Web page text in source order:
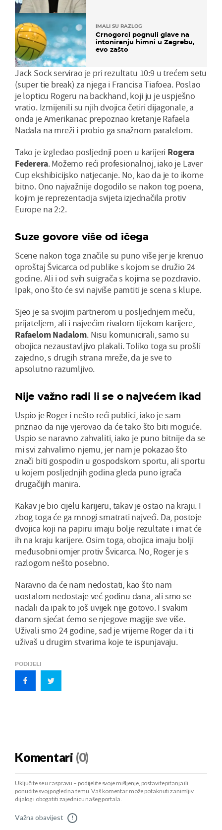
IMALI SU RAZLOG
Crnogorci pognuli glave na
intoniranju himni u Zagrebu,
evo zašto
Jack Sock servirao je pri rezultatu 10:9 u trećem setu
(super tie break) za njega i Francisa Tiafoea. Poslao
je lopticu Rogeru na backhand, koji ju je uspješno
vratio. Izmijenili su njih dvojica četiri dijagonale, a
onda je Amerikanac prepoznao kretanje Rafaela
Nadala na mreži i probio ga snažnom paralelom.
Tako je izgledao posljednji poen u karijeri Rogera
Federera. Možemo reći profesionalnoj, iako je Laver
Cup ekshibicijsko natjecanje. No, kao da je to ikome
bitno. Ono najvažnije dogodilo se nakon tog poena,
kojim je reprezentacija svijeta izjednačila protiv
Europe na 2:2.
Suze govore više od ičega
Scene nakon toga značile su puno više jer je krenuo
oproštaj Švicarca od publike s kojom se družio 24
godine. Ali i od svih suigrača s kojima se pozdravio.
Ipak, ono što će svi najviše pamtiti je scena s klupe.
Sjeo je sa svojim partnerom u posljednjem meču,
prijateljem, ali i najvećim rivalom tijekom karijere,
Rafaelom Nadalom. Nisu komunicirali, samo su
obojica nezaustavljivo plakali. Toliko toga su prošli
zajedno, s drugih strana mreže, da je sve to
apsolutno razumljivo.
Nije važno radi li se o najvećem ikad
Uspio je Roger i nešto reći publici, iako je sam
priznao da nije vjerovao da će tako što biti moguće.
Uspio se naravno zahvaliti, iako je puno bitnije da se
mi svi zahvalimo njemu, jer nam je pokazao što
znači biti gospodin u gospodskom sportu, ali sportu
u kojem posljednjih godina gleda puno igrača
drugačijih manira.
Kakav je bio cijelu karijeru, takav je ostao na kraju. I
zbog toga će ga mnogi smatrati najveći. Da, postoje
dvojica koji na papiru imaju bolje rezultate i imat će
ih na kraju karijere. Osim toga, obojica imaju bolji
međusobni omjer protiv Švicarca. No, Roger je s
razlogom nešto posebno.
Naravno da će nam nedostati, kao što nam
uostalom nedostaje već godinu dana, ali smo se
nadali da ipak to još uvijek nije gotovo. I svakim
danom sjećat ćemo se njegove magije sve više.
Uživali smo 24 godine, sad je vrijeme Roger da i ti
uživaš u drugim stvarima koje te ispunjavaju.
PODIJELI
Komentari (0)
Uključite se u raspravu – podijelite svoje mišljenje, postavite pitanja ili
ponudite svoj pogled na temu. Vaš komentar može potaknuti zanimljiv
dijalog i obogatiti zajednicu našeg portala.
Važna obavijest !